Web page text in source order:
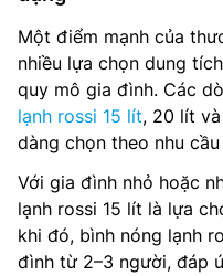
Một điểm mạnh của
nhiều lựa chọn dung
quy mô gia đình. Các
lạnh rossi 15 lít, 20 lít
dàng chọn theo nhu
Với gia đình nhỏ hoặc
lạnh rossi 15 lít là lựa
khi đó, bình nóng lạnh
đình từ 2–3 người, đáp